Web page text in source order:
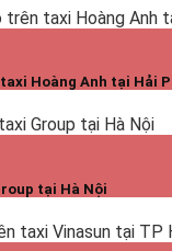
Hoàng Anh tại Hải
tại Hà Nội